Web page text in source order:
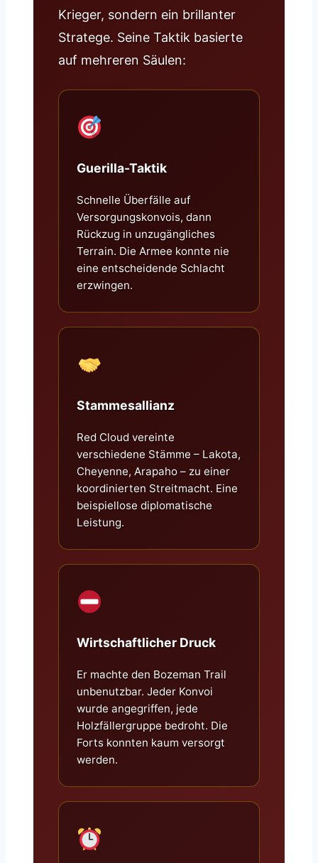
Krieger, sondern ein brillanter
Stratege. Seine Taktik basierte
auf mehreren Säulen:
Guerilla-Taktik
Schnelle Überfälle auf
Versorgungskonvois, dann
Rückzug in unzugängliches
Terrain. Die Armee konnte nie
eine entscheidende Schlacht
erzwingen.
Stammesallianz
Red Cloud vereinte
verschiedene Stämme – Lakota,
Cheyenne, Arapaho – zu einer
koordinierten Streitmacht. Eine
beispiellose diplomatische
Leistung.
Wirtschaftlicher Druck
Er machte den Bozeman Trail
unbenutzbar. Jeder Konvoi
wurde angegriffen, jede
Holzfällergruppe bedroht. Die
Forts konnten kaum versorgt
werden.